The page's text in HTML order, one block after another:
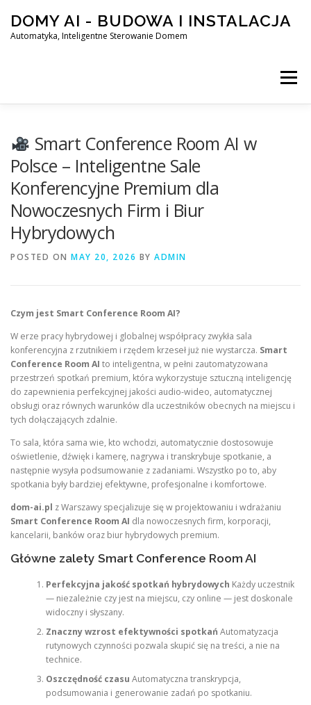
content
DOMY AI - BUDOWA I INSTALACJA
Automatyka, Inteligentne Sterowanie Domem
Menu
SMART DOM AI – AUTOMATYKA, INTELIGENTNE
BLOG KONTAKT
Smart Conference Room AI w
Polsce – Inteligentne Sale
Konferencyjne Premium dla
Nowoczesnych Firm i Biur
Hybrydowych
POSTED ON MAY 20, 2026 BY ADMIN
Czym jest Smart Conference Room AI?
W erze pracy hybrydowej i globalnej współpracy zwykła sala
konferencyjna z rzutnikiem i rzędem krzeseł już nie wystarcza. Smart
Conference Room AI to inteligentna, w pełni zautomatyzowana
przestrzeń spotkań premium, która wykorzystuje sztuczną inteligencję
do zapewnienia perfekcyjnej jakości audio-wideo, automatycznej
obsługi oraz równych warunków dla uczestników obecnych na miejscu i
tych dołączających zdalnie.
To sala, która sama wie, kto wchodzi, automatycznie dostosowuje
oświetlenie, dźwięk i kamerę, nagrywa i transkrybuje spotkanie, a
następnie wysyła podsumowanie z zadaniami. Wszystko po to, aby
spotkania były bardziej efektywne, profesjonalne i komfortowe.
dom-ai.pl z Warszawy specjalizuje się w projektowaniu i wdrażaniu
Smart Conference Room AI dla nowoczesnych firm, korporacji,
kancelarii, banków oraz biur hybrydowych premium.
Główne zalety Smart Conference Room AI
Perfekcyjna jakość spotkań hybrydowych Każdy uczestnik
— niezależnie czy jest na miejscu, czy online — jest doskonale
widoczny i słyszany.
Znaczny wzrost efektywności spotkań Automatyzacja
rutynowych czynności pozwala skupić się na treści, a nie na
technice.
Oszczędność czasu Automatyczna transkrypcja,
podsumowania i generowanie zadań po spotkaniu.